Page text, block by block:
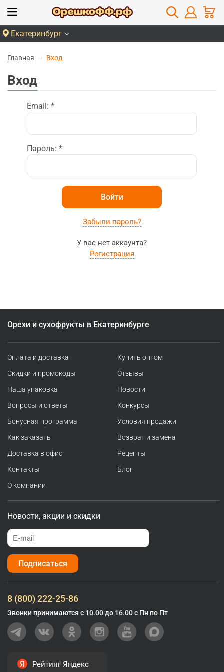
Екатеринбург
Главная Вход
Вход
Email: *
Пароль: *
Забыли пароль?
У вас нет аккаунта?
Регистрация
Орехи и сухофрукты в Екатеринбурге
Оплата и доставка
Скидки и промокоды
Наша упаковка
Вопросы и ответы
Бонусная программа
Как заказать
Доставка в офис
Контакты
О компании
Купить оптом
Отзывы
Новости
Конкурсы
Условия продажи
Возврат и замена
Рецепты
Блог
Новости, акции и скидки
Подписаться
8 (800) 222-25-86
Звонки принимаются с 10.00 до 16.00 с Пн по Пт
Рейтинг Яндекс